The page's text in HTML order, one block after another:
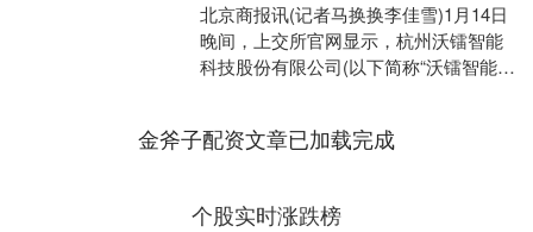
北京商报讯(记者马换换李佳雪)1月14日
晚间，上交所官网显示，杭州沃镭智能
科技股份有限公司(以下简称“沃镭智能”)
金斧子配资文章已加载完成
个股实时涨跌榜